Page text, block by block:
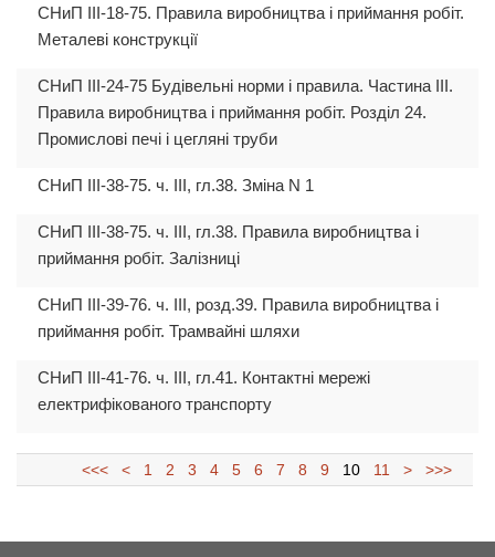
СНиП III-18-75. Правила виробництва і приймання робіт.
Металеві конструкції
СНиП III-24-75 Будівельні норми і правила. Частина III.
Правила виробництва і приймання робіт. Розділ 24.
Промислові печі і цегляні труби
СНиП III-38-75. ч. III, гл.38. Зміна N 1
СНиП III-38-75. ч. III, гл.38. Правила виробництва і
приймання робіт. Залізниці
СНиП III-39-76. ч. III, розд.39. Правила виробництва і
приймання робіт. Трамвайні шляхи
СНиП III-41-76. ч. III, гл.41. Контактні мережі
електрифікованого транспорту
<<< < 1 2 3 4 5 6 7 8 9 10 11 > >>>